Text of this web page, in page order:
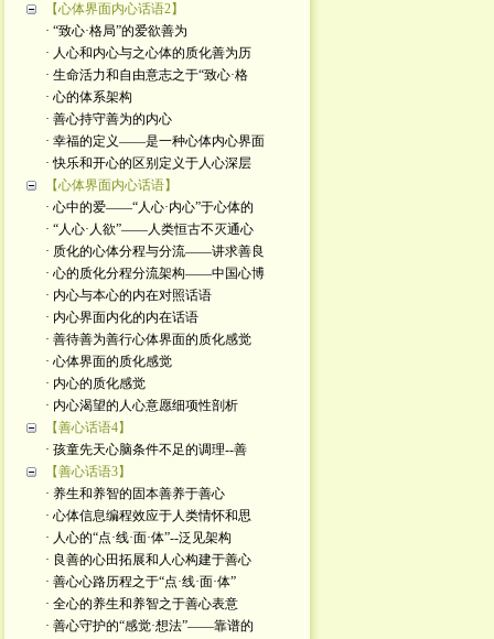
【心体界面内心话语2】
· “致心·格局”的爱欲善为
· 人心和内心与之心体的质化善为历
· 生命活力和自由意志之于“致心·格
· 心的体系架构
· 善心持守善为的内心
· 幸福的定义——是一种心体内心界面
· 快乐和开心的区别定义于人心深层
【心体界面内心话语】
· 心中的爱——“人心·内心”于心体的
· “人心·人欲”——人类恒古不灭通心
· 质化的心体分程与分流——讲求善良
· 心的质化分程分流架构——中国心博
· 内心与本心的内在对照话语
· 内心界面内化的内在话语
· 善待善为善行心体界面的质化感觉
· 心体界面的质化感觉
· 内心的质化感觉
· 内心渴望的人心意愿细项性剖析
【善心话语4】
· 孩童先天心脑条件不足的调理--善
【善心话语3】
· 养生和养智的固本善养于善心
· 心体信息编程效应于人类情怀和思
· 人心的“点·线·面·体”--泛见架构
· 良善的心田拓展和人心构建于善心
· 善心心路历程之于“点·线·面·体”
· 全心的养生和养智之于善心表意
· 善心守护的“感觉·想法”——靠谱的